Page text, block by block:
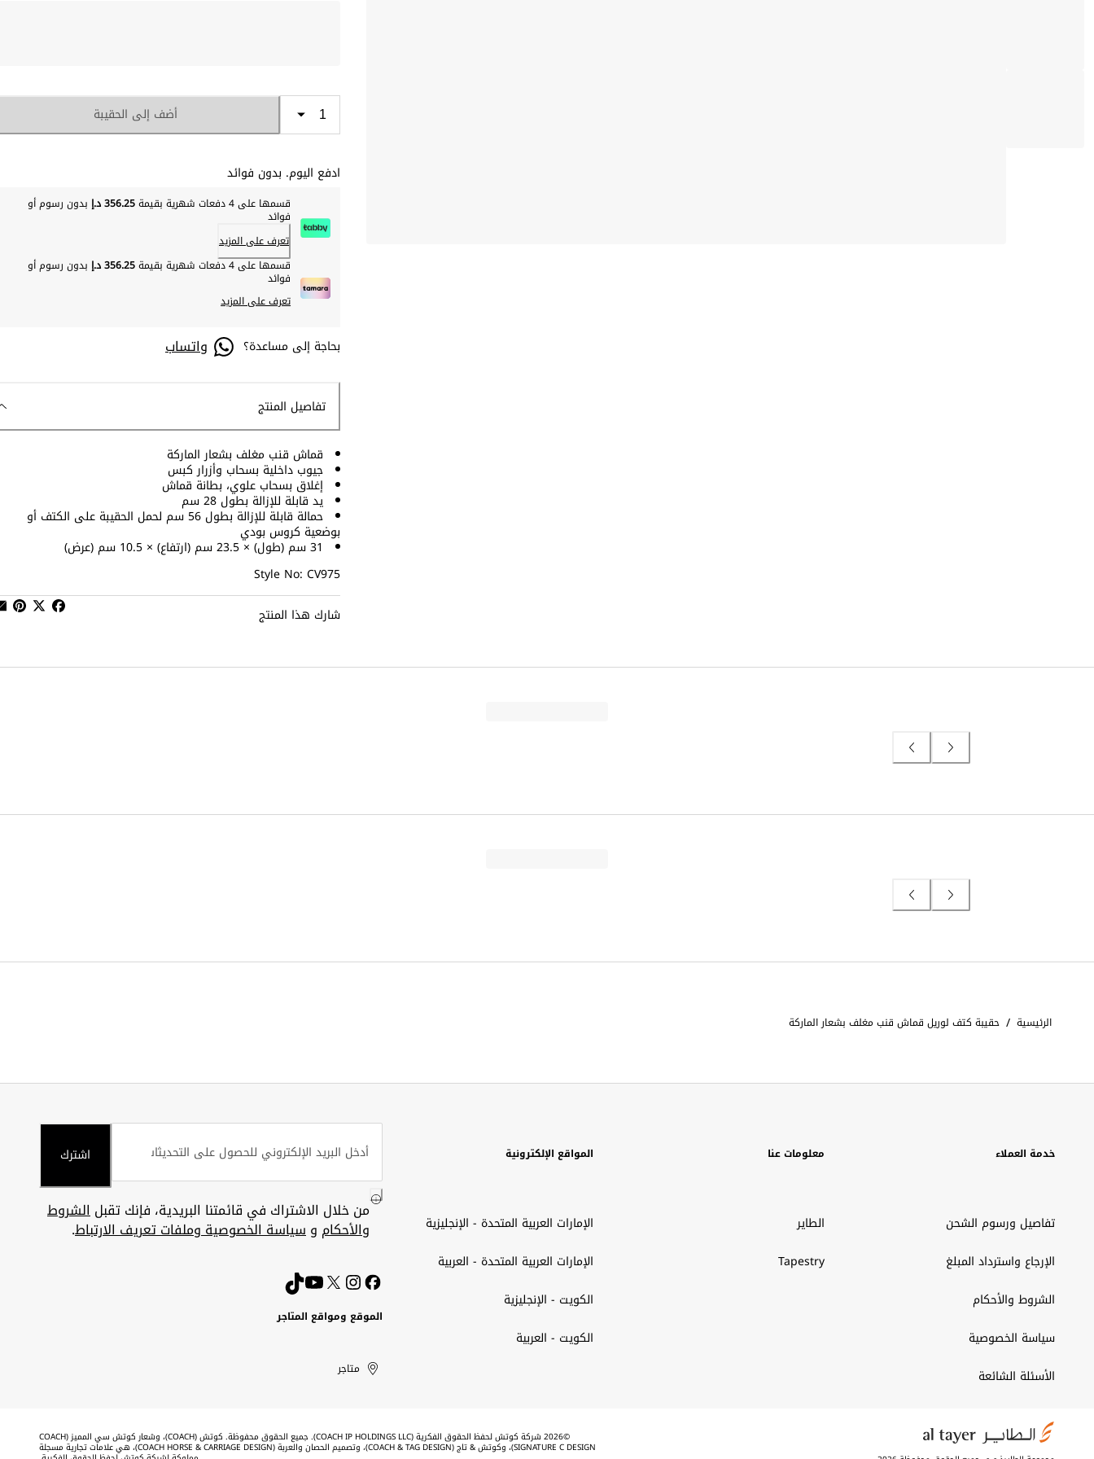
أضف إلى الحقيبة
ادفع اليوم. بدون فوائد
قسمها على 4 دفعات شهرية بقيمة 356.25 د.إ بدون رسوم أو
فوائد
تعرف على المزيد
قسمها على 4 دفعات شهرية بقيمة
356.25 د.إ بدون رسوم أو
فوائد
تعرف على المزيد
بحاجة إلى مساعدة؟ واتساب
تفاصيل المنتج
قماش قنب مغلف بشعار الماركة
جيوب داخلية بسحاب وأزرار كبس
إغلاق بسحاب علوي، بطانة قماش
يد قابلة للإزالة بطول 28 سم
حمالة قابلة للإزالة بطول 56 سم لحمل الحقيبة على الكتف أو
بوضعية كروس بودي
31 سم (طول) × 23.5 سم (ارتفاع) × 10.5 سم (عرض)
Style No: CV975
شارك هذا المنتج
الرئيسية / حقيبة كتف لوريل قماش قنب مغلف بشعار الماركة
خدمة العملاء
تفاصيل ورسوم الشحن
الإرجاع واسترداد المبلغ
الشروط والأحكام
سياسة الخصوصية
الأسئلة الشائعة
معلومات عنا
الطاير
Tapestry
المواقع الإلكترونية
الإمارات العربية المتحدة - الإنجليزية
الإمارات العربية المتحدة - العربية
الكويت - الإنجليزية
الكويت - العربية
اشترك
من خلال الاشتراك في قائمتنا البريدية، فإنك تقبلالشروط
والأحكام وسياسة الخصوصية وملفات تعريف الارتباط.
الموقع ومواقع المتاجر
United
Arab
Kuwait
الإمارات
العربية
الكويت
متاجر
©2026 شركة كوتش لحفظ الحقوق الفكرية (COACH IP HOLDINGS LLC). جميع الحقوق محفوظة. كوتش (COACH)، وشعار كوتش سي المميز (COACH
SIGNATURE C DESIGN)، وكوتش & تاج (COACH & TAG DESIGN)، وتصميم الحصان والعربة (COACH HORSE & CARRIAGE DESIGN)، هي علامات تجارية مسجلة